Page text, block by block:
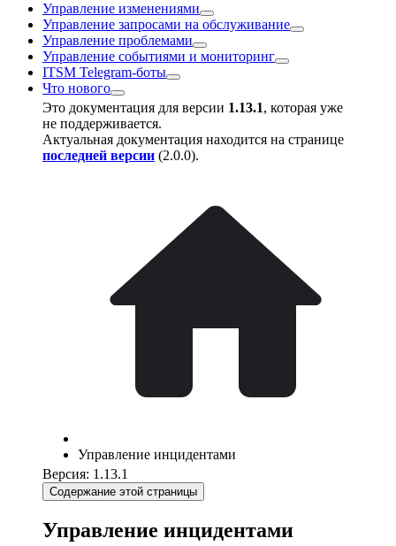
Управление изменениями
Управление запросами на обслуживание
Управление проблемами
Управление событиями и мониторинг
ITSM Telegram-боты
Что нового
Это документация для версии 1.13.1, которая уже
не поддерживается.
Актуальная документация находится на странице
последней версии (2.0.0).
Управление инцидентами
Версия: 1.13.1
Содержание этой страницы
Управление инцидентами